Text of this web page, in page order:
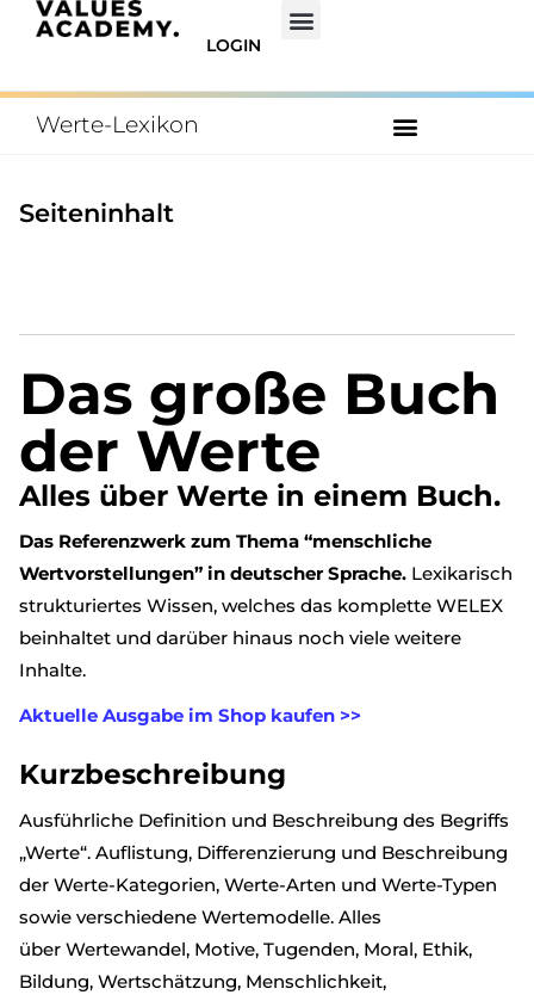
LOGIN
Werte-Lexikon
Seiteninhalt
Das große Buch
der Werte
Alles über Werte in einem Buch.
Das Referenzwerk zum Thema “menschliche
Wertvorstellungen” in deutscher Sprache. Lexikarisch
strukturiertes Wissen, welches das komplette WELEX
beinhaltet und darüber hinaus noch viele weitere
Inhalte.
Aktuelle Ausgabe im Shop kaufen >>
Kurzbeschreibung
Ausführliche Definition und Beschreibung des Begriffs
„Werte“. Auflistung, Differenzierung und Beschreibung
der Werte-Kategorien, Werte-Arten und Werte-Typen
sowie verschiedene Wertemodelle. Alles
über Wertewandel, Motive, Tugenden, Moral, Ethik,
Bildung, Wertschätzung, Menschlichkeit,